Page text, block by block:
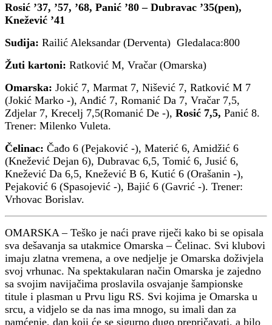
Rosić ’37, ’57, ’68, Panić ’80 – Dubravac ’35(pen),
Knežević ’41
Sudija: Railić Aleksandar (Derventa) Gledalaca:800
Žuti kartoni: Ratković M, Vračar (Omarska)
Omarska: Jokić 7, Marmat 7, Nišević 7, Ratković M 7
(Jokić Marko -), Anđić 7, Romanić Da 7, Vračar 7,5,
Zdjelar 7, Krecelj 7,5(Romanić De -), Rosić 7,5, Panić 8.
Trener: Milenko Vuleta.
Čelinac: Čađo 6 (Pejaković -), Materić 6, Amidžić 6
(Knežević Dejan 6), Dubravac 6,5, Tomić 6, Jusić 6,
Knežević Da 6,5, Knežević B 6, Kutić 6 (Orašanin -),
Pejaković 6 (Spasojević -), Bajić 6 (Gavrić -). Trener:
Vrhovac Borislav.
OMARSKA – Teško je naći prave riječi kako bi se opisala
sva dešavanja sa utakmice Omarska – Čelinac. Svi klubovi
imaju zlatna vremena, a ove nedjelje je Omarska doživjela
svoj vrhunac. Na spektakularan način Omarska je zajedno
sa svojim navijačima proslavila osvajanje šampionske
titule i plasman u Prvu ligu RS. Svi kojima je Omarska u
srcu, a vidjelo se da nas ima mnogo, su imali dan za
pamćenje, dan koji će se sigurno dugo prepričavati, a bilo